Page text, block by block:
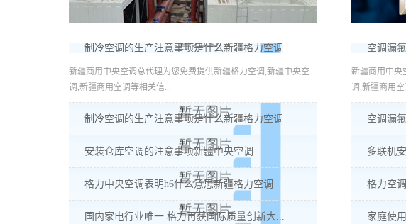
制冷空调的生产注意事项是什么新疆格力空调
新疆商用中央空调总代理为您免费提供新疆格力空调,新疆中央空
调,新疆商用空调等相关信...
制冷空调的生产注意事项是什么新疆格力空调
安装仓库空调的注意事项新疆中央空调
格力中央空调表明h6什么意思新疆格力空调
国内家电行业唯一 格力再获国际质量创新大...
空调漏
新疆商用中央
调,新疆商用空
空调漏
多联机
格力空
家庭使